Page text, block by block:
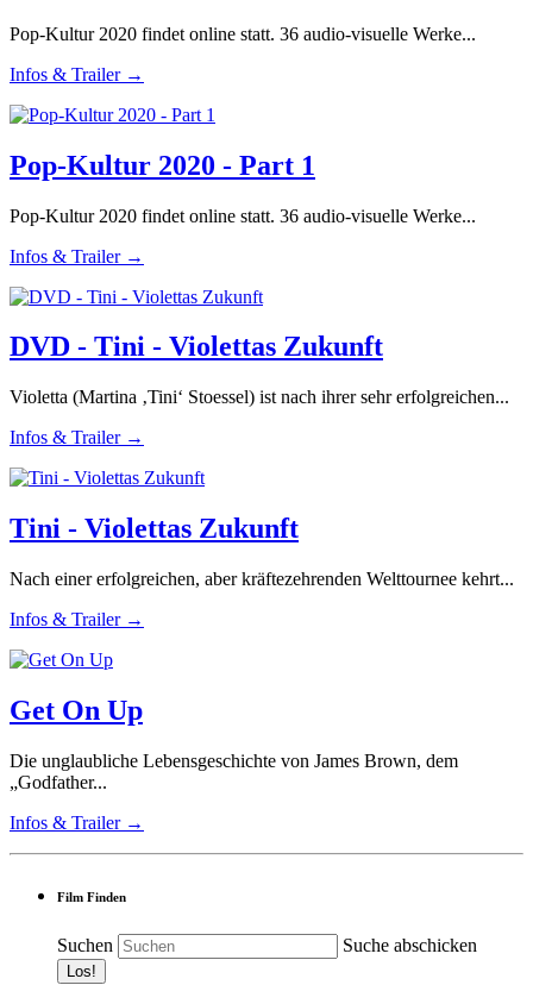
Pop-Kultur 2020 findet online statt. 36 audio-visuelle Werke...
Infos & Trailer →
Pop-Kultur 2020 - Part 1
Pop-Kultur 2020 findet online statt. 36 audio-visuelle Werke...
Infos & Trailer →
DVD - Tini - Violettas Zukunft
Violetta (Martina ‚Tini‘ Stoessel) ist nach ihrer sehr erfolgreichen...
Infos & Trailer →
Tini - Violettas Zukunft
Nach einer erfolgreichen, aber kräftezehrenden Welttournee kehrt...
Infos & Trailer →
Get On Up
Die unglaubliche Lebensgeschichte von James Brown, dem
„Godfather...
Infos & Trailer →
Film Finden
Suchen Suche abschicken